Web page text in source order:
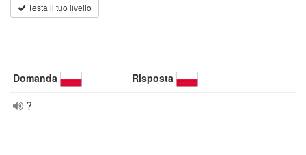
Testa il tuo livello
Domanda Risposta
?